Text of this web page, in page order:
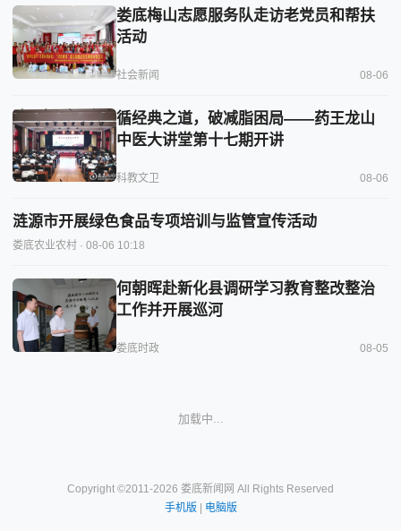
娄底梅山志愿服务队走访老党员和帮扶
活动
社会新闻 08-06
循经典之道，破减脂困局——药王龙山
中医大讲堂第十七期开讲
科教文卫 08-06
涟源市开展绿色食品专项培训与监管宣传活动
娄底农业农村 · 08-06 10:18
何朝晖赴新化县调研学习教育整改整治
工作并开展巡河
娄底时政 08-05
加载中...
Copyright ©2011-2026 娄底新闻网 All Rights Reserved
手机版
电脑版